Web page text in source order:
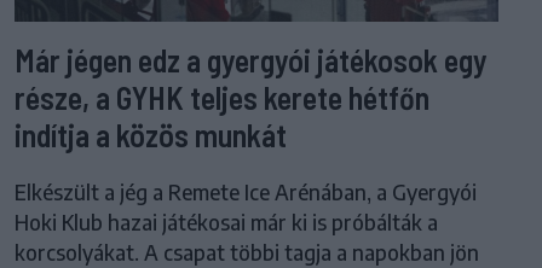
Már jégen edz a gyergyói játékosok egy
része, a GYHK teljes kerete hétfőn
indítja a közös munkát
Elkészült a jég a Remete Ice Arénában, a Gyergyói
Hoki Klub hazai játékosai már ki is próbálták a
korcsolyákat. A csapat többi tagja a napokban jön